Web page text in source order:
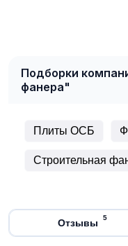
Подборки
фанера"
Плиты ОСБ
Строительная
Отзывы 5